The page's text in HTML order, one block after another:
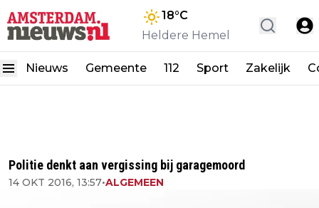
18°C
Heldere Hemel
Nieuws Gemeente 112 Sport Zakelijk
Politie denkt aan vergissing bij garagemoord
14 OKT 2016, 13:57•ALGEMEEN